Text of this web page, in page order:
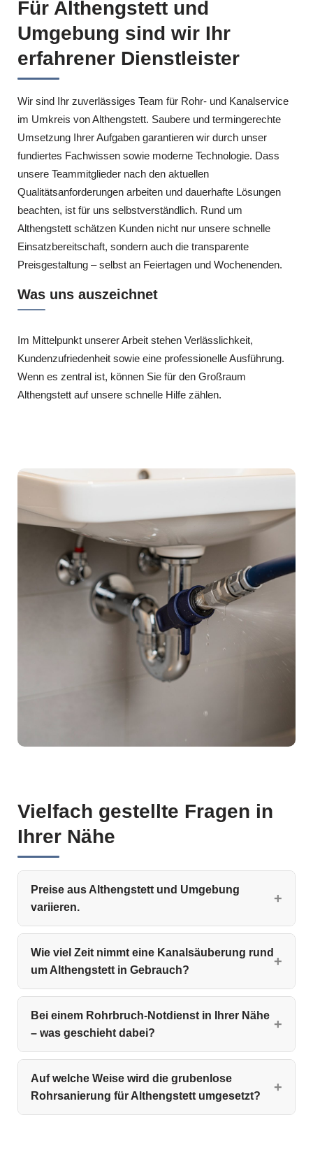
Für Althengstett und
Umgebung sind wir Ihr
erfahrener Dienstleister
Wir sind Ihr zuverlässiges Team für Rohr- und Kanalservice
im Umkreis von Althengstett. Saubere und termingerechte
Umsetzung Ihrer Aufgaben garantieren wir durch unser
fundiertes Fachwissen sowie moderne Technologie. Dass
unsere Teammitglieder nach den aktuellen
Qualitätsanforderungen arbeiten und dauerhafte Lösungen
beachten, ist für uns selbstverständlich. Rund um
Althengstett schätzen Kunden nicht nur unsere schnelle
Einsatzbereitschaft, sondern auch die transparente
Preisgestaltung – selbst an Feiertagen und Wochenenden.
Was uns auszeichnet
Im Mittelpunkt unserer Arbeit stehen Verlässlichkeit,
Kundenzufriedenheit sowie eine professionelle Ausführung.
Wenn es zentral ist, können Sie für den Großraum
Althengstett auf unsere schnelle Hilfe zählen.
Vielfach gestellte Fragen in
Ihrer Nähe
Preise aus Althengstett und Umgebung
variieren.
Wie viel Zeit nimmt eine Kanalsäuberung rund
um Althengstett in Gebrauch?
Bei einem Rohrbruch-Notdienst in Ihrer Nähe
– was geschieht dabei?
Auf welche Weise wird die grubenlose
Rohrsanierung für Althengstett umgesetzt?